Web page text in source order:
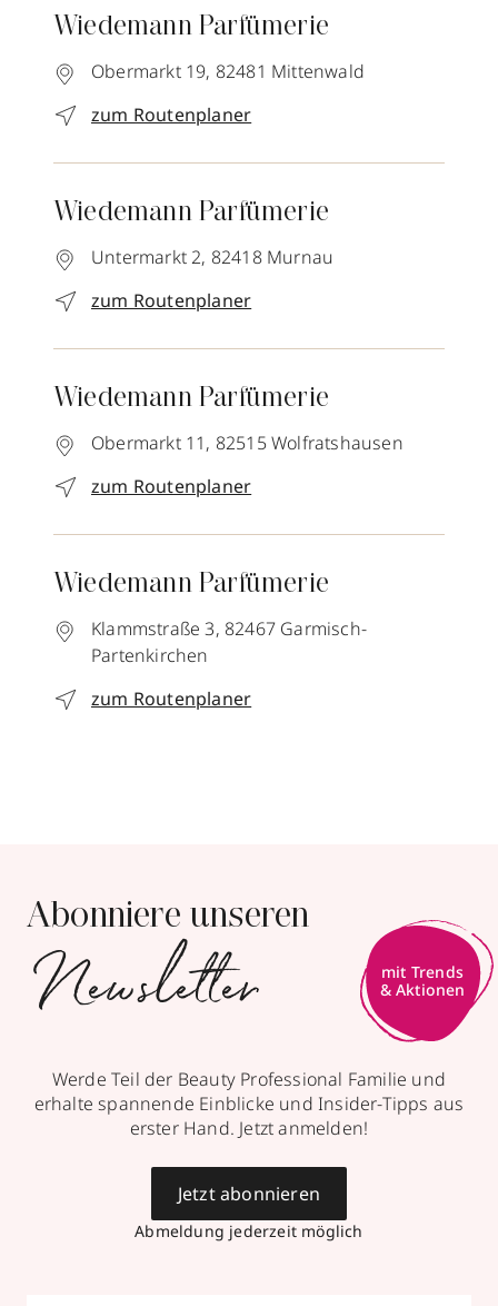
Wiedemann Parfümerie
Obermarkt 19, 82481 Mittenwald
zum Routenplaner
Wiedemann Parfümerie
Untermarkt 2, 82418 Murnau
zum Routenplaner
Wiedemann Parfümerie
Obermarkt 11, 82515Wolfratshausen
zum Routenplaner
Wiedemann Parfümerie
Klammstraße 3, 82467 Garmisch-
Partenkirchen
zum Routenplaner
Abonniere unseren
Newsletter
Werde Teil der Beauty Professional Familie und
erhalte spannende Einblicke und Insider-Tipps aus
erster Hand. Jetzt anmelden!
Abmeldung jederzeit möglich
Jetzt abonnieren